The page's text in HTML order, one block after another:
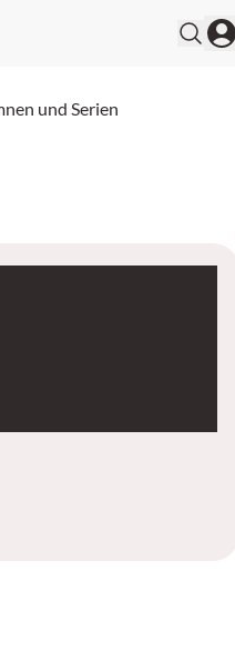
und Serien